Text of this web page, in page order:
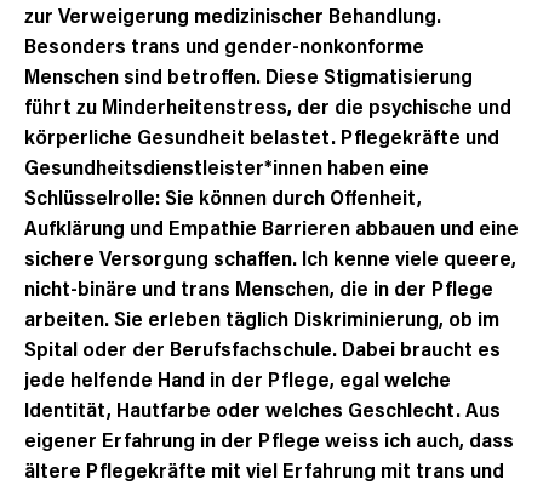
zur Verweigerung medizinischer Behandlung.
Besonders trans und gender-nonkonforme
Menschen sind betroffen. Diese Stigmatisierung
führt zu Minderheitenstress, der die psychische und
körperliche Gesundheit belastet. Pflegekräfte und
Gesundheitsdienstleister*innen haben eine
Schlüsselrolle: Sie können durch Offenheit,
Aufklärung und Empathie Barrieren abbauen und eine
sichere Versorgung schaffen. Ich kenne viele queere,
nicht-binäre und trans Menschen, die in der Pflege
arbeiten. Sie erleben täglich Diskriminierung, ob im
Spital oder der Berufsfachschule. Dabei braucht es
jede helfende Hand in der Pflege, egal welche
Identität, Hautfarbe oder welches Geschlecht. Aus
eigener Erfahrung in der Pflege weiss ich auch, dass
ältere Pflegekräfte mit viel Erfahrung mit trans und